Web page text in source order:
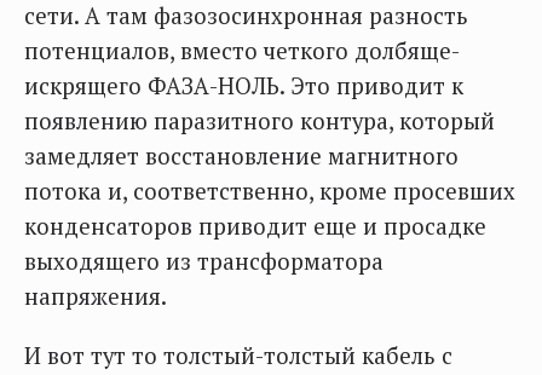
сети. А там фазозосинхронная разность
потенциалов, вместо четкого долбяще-
искрящего ФАЗА-НОЛЬ. Это приводит к
появлению паразитного контура, который
замедляет восстановление магнитного
потока и, соответственно, кроме просевших
конденсаторов приводит еще и просадке
выходящего из трансформатора
напряжения.
И вот тут то толстый-толстый кабель с